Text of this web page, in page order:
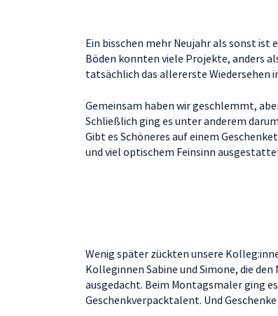
Ein bisschen mehr Neujahr als sonst ist
Böden konnten viele Projekte, anders
tatsächlich das allererste Wiedersehen
Gemeinsam haben wir geschlemmt,
Schließlich ging es unter anderem
Gibt es Schöneres auf einem
und viel optischem Feinsinn
Wenig später zückten unsere
Kolleginnen Sabine und Simone, die
ausgedacht. Beim Montagsmaler ging
Geschenkverpacktalent. Und